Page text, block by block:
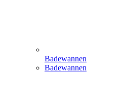
Badewannen
Badewannen